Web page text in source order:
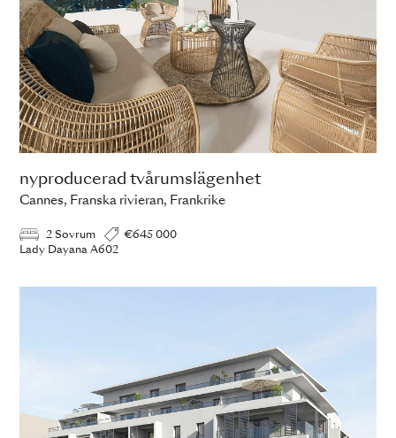
nyproducerad tvårumslägenhet
Cannes, Franska rivieran, Frankrike
2 Sovrum
€645 000
Lady Dayana A602